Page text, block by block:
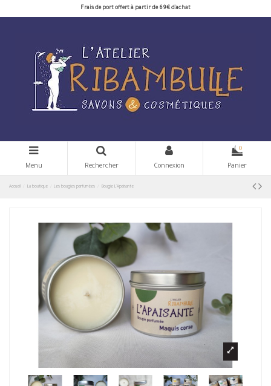
Frais de port offert à partir de 69€ d'achat
Menu Rechercher Connexion
0
Panier
Accueil La boutique Les bougies parfumées Bougie L'Apaisante